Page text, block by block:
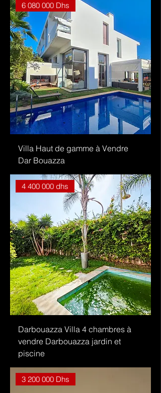
6 080 000 Dhs
Villa Haut de gamme à Vendre
Dar Bouazza
4 400 000 dhs
Darbouazza Villa 4 chambres à
vendre Darbouazza jardin et
piscine
3 200 000 Dhs